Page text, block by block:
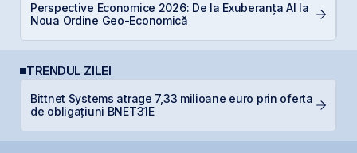
Perspective Economice 2026: De la Exuberanța AI la
Noua Ordine Geo-Economică
TRENDUL ZILEI
Bittnet Systems atrage 7,33 milioane euro prin oferta
de obligațiuni BNET31E